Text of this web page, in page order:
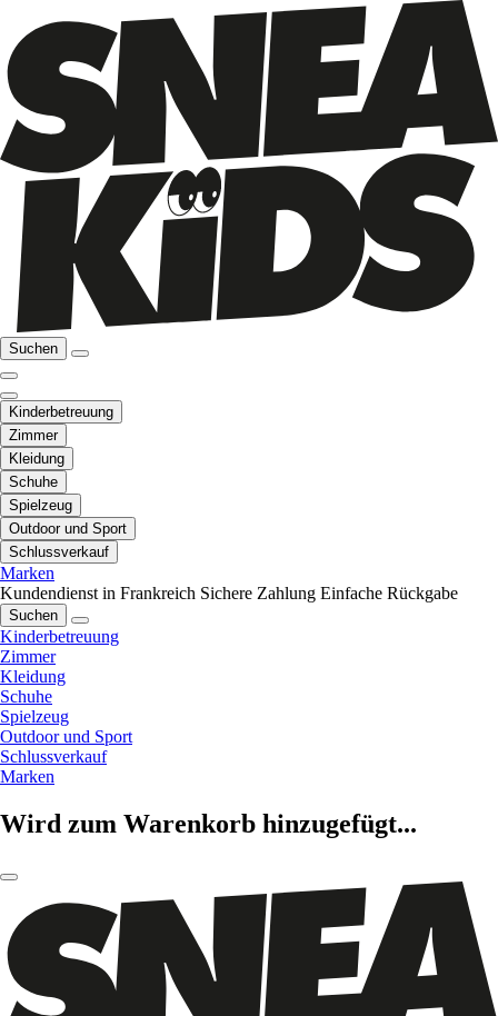
Suchen
Kinderbetreuung
Zimmer
Kleidung
Schuhe
Spielzeug
Outdoor und Sport
Schlussverkauf
Marken
Kundendienst in Frankreich Sichere Zahlung Einfache Rückgabe
Suchen
Kinderbetreuung
Zimmer
Kleidung
Schuhe
Spielzeug
Outdoor und Sport
Schlussverkauf
Marken
Wird zum Warenkorb hinzugefügt...